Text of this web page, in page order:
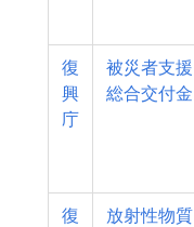
復
興
庁
被災者支援
総合交付金
復
放射性物質